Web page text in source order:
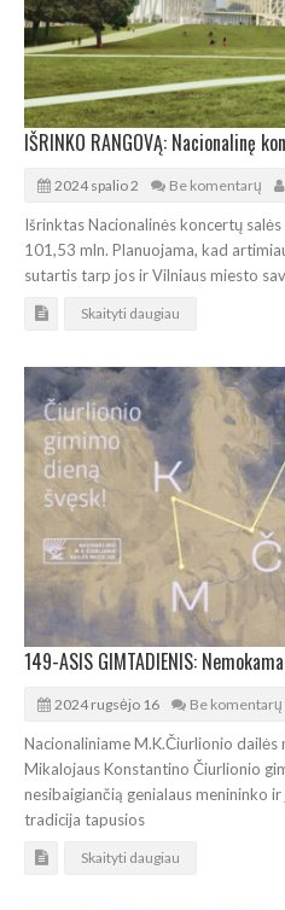
2024 spalio 2 Be komentarų
Išrinktas Nacionalinės koncertų
101,53 mln. Planuojama, kad
sutartis tarp jos ir Vilniaus miesto
Skaityti daugiau
2024 rugsėjo 16 Be komentarų
Nacionaliniame M.K.Čiurlionio
Mikalojaus Konstantino Čiurlionio
nesibaigiančią genialaus menininko
tradicija tapusios
Skaityti daugiau